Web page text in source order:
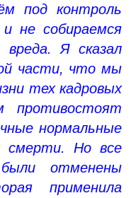
под контроль
не собираемся
вреда. Я сказал
части, что мы
тех кадровых
противостоят
нормальные
Но все
отменены
применила